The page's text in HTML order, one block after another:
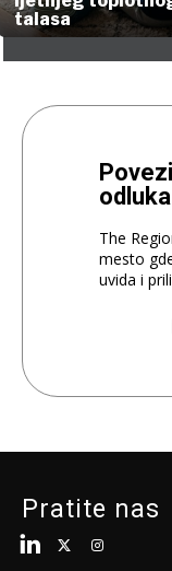
talasa
The
mesto
uvida i
Pratite nas